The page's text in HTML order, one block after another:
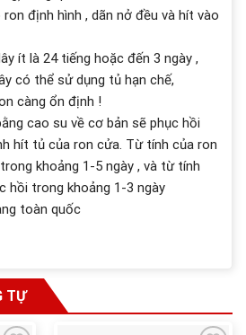
định hình , dãn nở đều và hít vào
ít là 24 tiếng hoặc đến 3 ngày ,
có thể sử dụng tủ hạn chế,
càng ổn định !
cao su về cơ bản sẽ phục hồi
hít tủ của ron cửa. Từ tính của ron
khoảng 1-5 ngày , và từ tính
hồi trong khoảng 1-3 ngày
toàn quốc
TỰ